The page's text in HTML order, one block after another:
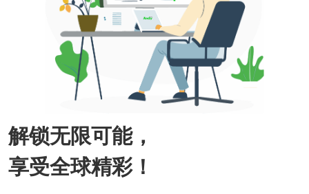
解锁无限可能，
享受全球精彩！